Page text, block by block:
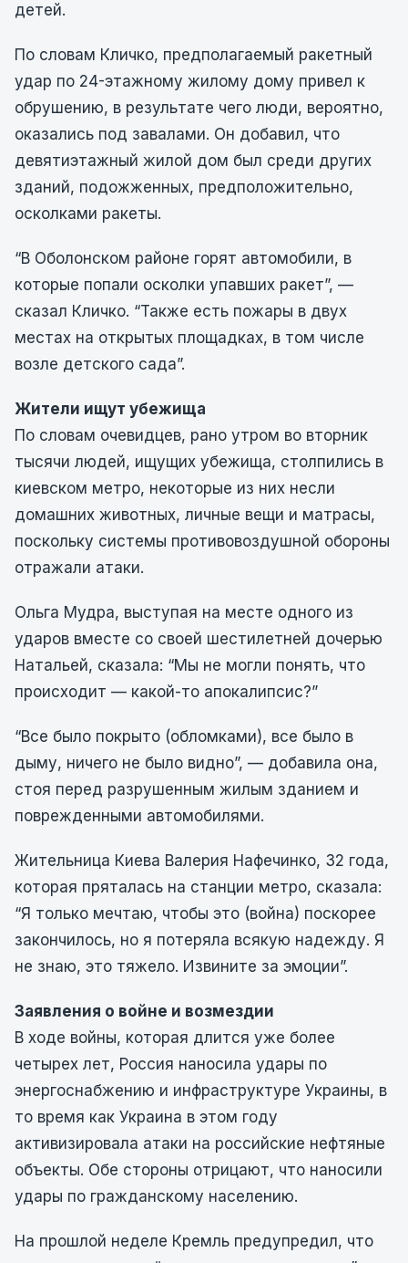
детей.
По словам Кличко, предполагаемый ракетный
удар по 24-этажному жилому дому привел к
обрушению, в результате чего люди, вероятно,
оказались под завалами. Он добавил, что
девятиэтажный жилой дом был среди других
зданий, подожженных, предположительно,
осколками ракеты.
“В Оболонском районе горят автомобили, в
которые попали осколки упавших ракет”, —
сказал Кличко. “Также есть пожары в двух
местах на открытых площадках, в том числе
возле детского сада”.
Жители ищут убежища
По словам очевидцев, рано утром во вторник
тысячи людей, ищущих убежища, столпились в
киевском метро, некоторые из них несли
домашних животных, личные вещи и матрасы,
поскольку системы противовоздушной обороны
отражали атаки.
Ольга Мудра, выступая на месте одного из
ударов вместе со своей шестилетней дочерью
Натальей, сказала: “Мы не могли понять, что
происходит — какой-то апокалипсис?”
“Все было покрыто (обломками), все было в
дыму, ничего не было видно”, — добавила она,
стоя перед разрушенным жилым зданием и
поврежденными автомобилями.
Жительница Киева Валерия Нафечинко, 32 года,
которая пряталась на станции метро, сказала:
“Я только мечтаю, чтобы это (война) поскорее
закончилось, но я потеряла всякую надежду. Я
не знаю, это тяжело. Извините за эмоции”.
Заявления о войне и возмездии
В ходе войны, которая длится уже более
четырех лет, Россия наносила удары по
энергоснабжению и инфраструктуре Украины, в
то время как Украина в этом году
активизировала атаки на российские нефтяные
объекты. Обе стороны отрицают, что наносили
удары по гражданскому населению.
На прошлой неделе Кремль предупредил, что